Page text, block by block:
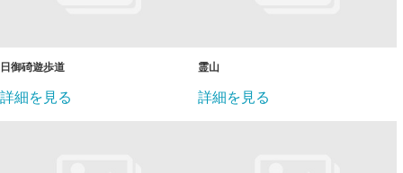
日御碕遊歩道
詳細を見る
霊山
詳細を見る